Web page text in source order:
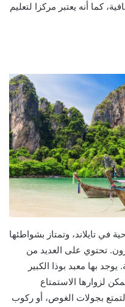
كما أنه يعتبر مركزا لتعليم
في تايلاند، وتمتاز بشواطئها
تحتوي على العديد من
بها معبد بوذا الكبير
لزوارها الاستمتاع
بجولات الغوص، أو ركوب